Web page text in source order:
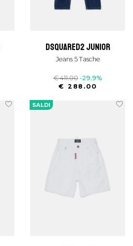
dsquared2 junior
Jeans 5 Tasche
€ 411.00 -29.9%
€ 288.00
SALDI